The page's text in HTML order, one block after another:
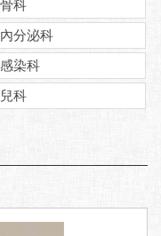
科
分泌科
染科
科